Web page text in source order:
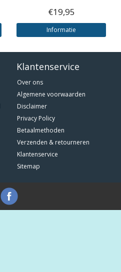
€19,95
Informatie
Klantenservice
Over ons
Algemene voorwaarden
Disclaimer
Privacy Policy
Betaalmethoden
Verzenden & retourneren
Klantenservice
Sitemap